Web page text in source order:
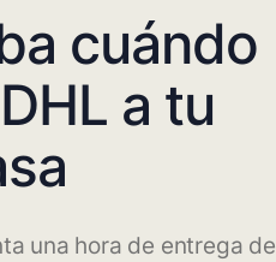
cuándo
a tu
una hora de entrega de